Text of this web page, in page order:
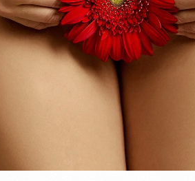
médicos dermatologistas para um
plano terapêutico personalizado e
recupere sua confiança e
sua saúde íntima.